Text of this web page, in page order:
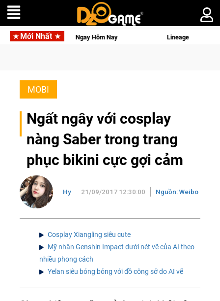
Mới Nhất
Nay Lineage W – Quyền lực và tài phú sẽ về tay kẻ
MOBI
Ngất ngây với cosplay
nàng Saber trong trang
phục bikini cực gợi cảm
Hy 21/09/2017 12:30:00 Nguồn: Weibo
Cosplay Xiangling siêu cute
Mỹ nhân Genshin Impact dưới nét vẽ của AI theo
nhiều phong cách
Yelan siêu bóng bỏng với đồ công sở do AI vẽ